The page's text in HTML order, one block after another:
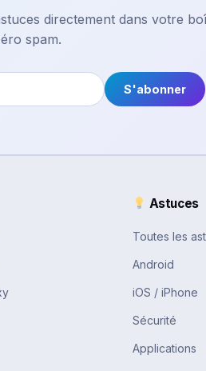
directement dans votre
spam.
S'abonner
Astuces
Toutes les
Android
iOS / iPhone
Sécurité
Applications